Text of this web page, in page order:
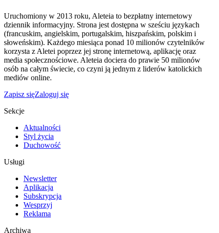
Uruchomiony w 2013 roku, Aleteia to bezpłatny internetowy
dziennik informacyjny. Strona jest dostępna w sześciu językach
(francuskim, angielskim, portugalskim, hiszpańskim, polskim i
słoweńskim). Każdego miesiąca ponad 10 milionów czytelników
korzysta z Aletei poprzez jej stronę internetową, aplikację oraz
media społecznościowe. Aleteia dociera do prawie 50 milionów
osób na całym świecie, co czyni ją jednym z liderów katolickich
mediów online.
Zapisz sięZaloguj się
Sekcje
Aktualności
Styl życia
Duchowość
Usługi
Newsletter
Aplikacja
Subskrypcja
Wesprzyj
Reklama
Archiwa